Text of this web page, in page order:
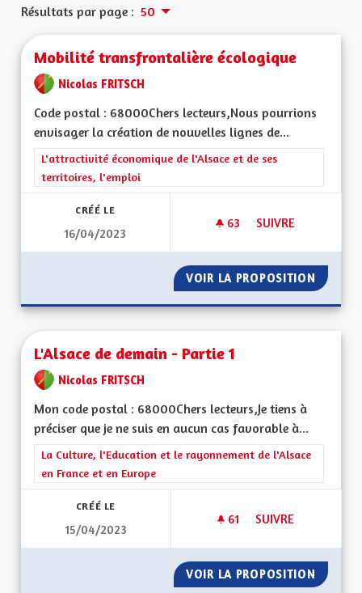
Résultats par page : 50
Mobilité transfrontalière écologique
Nicolas FRITSCH
Code postal : 68000Chers lecteurs,Nous pourrions
envisager la création de nouvelles lignes de...
Filtrer les résultats de la catégorie : L'attractivité
L'attractivité économique de l'Alsace et de ses
territoires, l'emploi
CRÉÉ LE
16/04/2023
63 63 ABONNÉS
SUIVRE
VOIR LA PROPOSITION
L'Alsace de demain - Partie 1
Nicolas FRITSCH
Mon code postal : 68000Chers lecteurs,Je tiens à
préciser que je ne suis en aucun cas favorable à...
Filtrer les résultats de la catégorie : La Culture, l'Education et
La Culture, l'Education et le rayonnement de l'Alsace
en France et en Europe
CRÉÉ LE
15/04/2023
61 61 ABONNÉS
SUIVRE
VOIR LA PROPOSITION